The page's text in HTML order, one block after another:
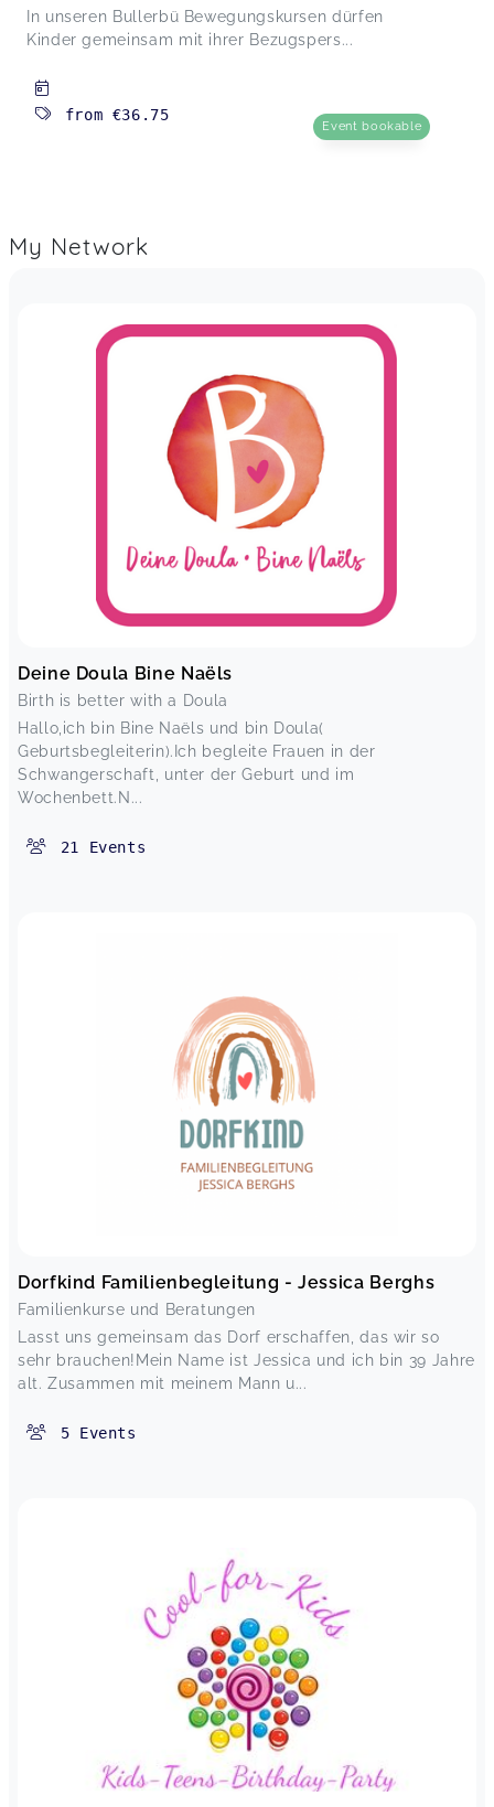
In unseren Bullerbü Bewegungskursen dürfen
Kinder gemeinsam mit ihrer Bezugspers...
from €36.75
Event bookable
My Network
Deine Doula Bine Naëls
Birth is better with a Doula
Hallo,ich bin Bine Naëls und bin Doula(
Geburtsbegleiterin).Ich begleite Frauen in der
Schwangerschaft, unter der Geburt und im
Wochenbett.N...
21 Events
Dorfkind Familienbegleitung - Jessica Berghs
Familienkurse und Beratungen
Lasst uns gemeinsam das Dorf erschaffen, das wir so
sehr brauchen!Mein Name ist Jessica und ich bin 39 Jahre
alt. Zusammen mit meinem Mann u...
5 Events